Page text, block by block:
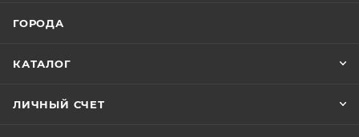
ГОРОДА
КАТАЛОГ
ЛИЧНЫЙ СЧЕТ